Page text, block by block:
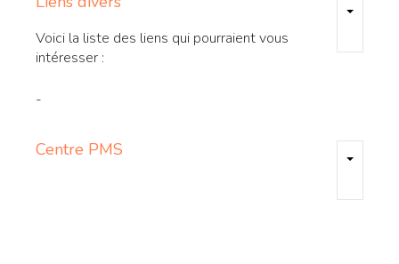
Voici la liste des liens qui pourraient vous
intéresser :
-
Centre PMS